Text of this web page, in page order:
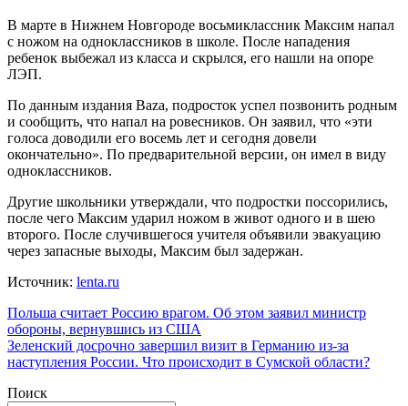
В марте в Нижнем Новгороде восьмиклассник Максим напал
с ножом на одноклассников в школе. После нападения
ребенок выбежал из класса и скрылся, его нашли на опоре
ЛЭП.
По данным издания Baza, подросток успел позвонить родным
и сообщить, что напал на ровесников. Он заявил, что «эти
голоса доводили его восемь лет и сегодня довели
окончательно». По предварительной версии, он имел в виду
одноклассников.
Другие школьники утверждали, что подростки поссорились,
после чего Максим ударил ножом в живот одного и в шею
второго. После случившегося учителя объявили эвакуацию
через запасные выходы, Максим был задержан.
Источник: lenta.ru
Навигация
по
записям
Польша считает Россию врагом. Об этом заявил министр
обороны, вернувшись из США
Зеленский досрочно завершил визит в Германию из-за
наступления России. Что происходит в Сумской области?
Поиск